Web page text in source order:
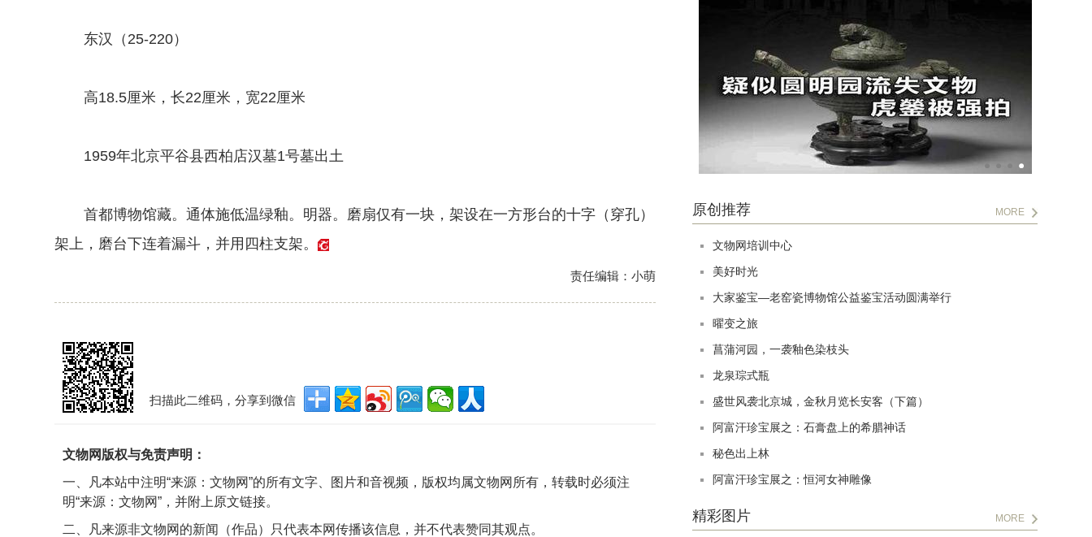
东汉（25-220）
高18.5厘米，长22厘米，宽22厘米
1959年北京平谷县西柏店汉墓1号墓出土
首都博物馆藏。通体施低温绿釉。明器。磨扇仅有一块，架设在一方形台的十字（穿孔）
架上，磨台下连着漏斗，并用四柱支架。
责任编辑：小萌
扫描此二维码，分享到微信
文物网版权与免责声明：
一、凡本站中注明“来源：文物网”的所有文字、图片和音视频，版权均属文物网所有，转载时必须注
明“来源：文物网”，并附上原文链接。
二、凡来源非文物网的新闻（作品）只代表本网传播该信息，并不代表赞同其观点。
原创推荐 MORE
文物网培训中心
美好时光
大家鉴宝—老窑瓷博物馆公益鉴宝活动圆满举行
曜变之旅
菖蒲河园，一袭釉色染枝头
龙泉琮式瓶
盛世风袭北京城，金秋月览长安客（下篇）
阿富汗珍宝展之：石膏盘上的希腊神话
秘色出上林
阿富汗珍宝展之：恒河女神雕像
精彩图片 MORE